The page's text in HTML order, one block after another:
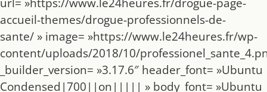
accueil-themes/drogue-professionnels-de-
sante/ » image= »https://www.le24heures.fr/wp-
content/uploads/2018/10/
_builder_version= »3.17.6″ header_font= »Ubuntu
Condensed|700||on||||| » body_font= »Ubuntu